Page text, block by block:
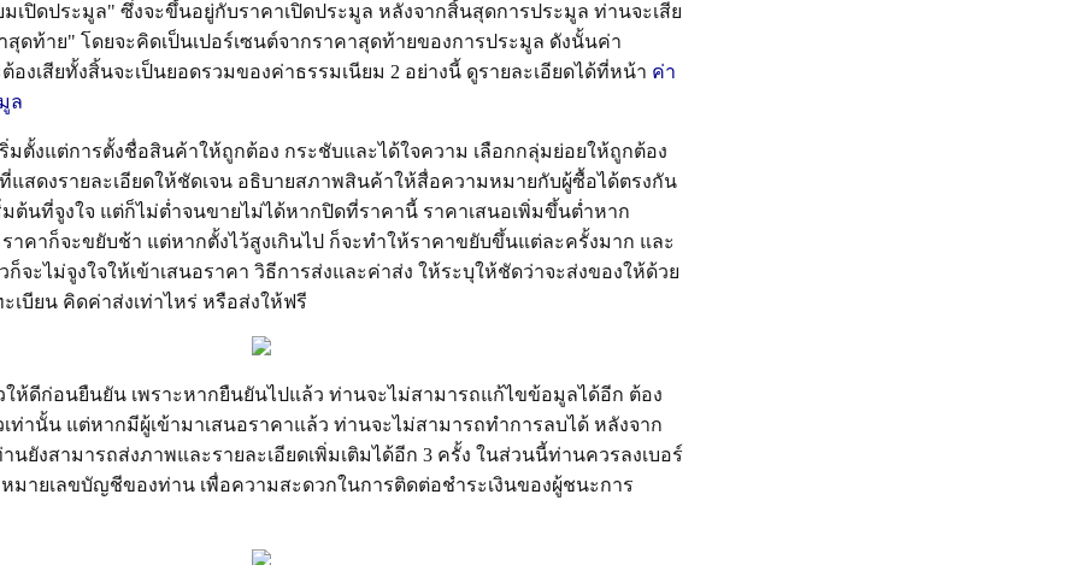
มเปิดประมูล" ซึ่งจะขึ้นอยู่กับราคาเปิดประมูล หลังจากสิ้นสุดการประมูล ท่านจะเสีย
สุดท้าย" โดยจะคิดเป็นเปอร์เซนต์จากราคาสุดท้ายของการประมูล ดังนั้นค่า
องเสียทั้งสิ้นจะเป็นยอดรวมของค่าธรรมเนียม 2 อย่างนี้ ดูรายละเอียดได้ที่หน้า ค่า
ล
มตั้งแต่การตั้งชื่อสินค้าให้ถูกต้อง กระชับและได้ใจความ เลือกกลุ่มย่อยให้ถูกต้อง
แสดงรายละเอียดให้ชัดเจน อธิบายสภาพสินค้าให้สื่อความหมายกับผู้ซื้อได้ตรงกัน
มต้นที่จูงใจ แต่ก็ไม่ต่ำจนขายไม่ได้หากปิดที่ราคานี้ ราคาเสนอเพิ่มขึ้นต่ำหาก
าคาก็จะขยับช้า แต่หากตั้งไว้สูงเกินไป ก็จะทำให้ราคาขยับขึ้นแต่ละครั้งมาก และ
ก็จะไม่จูงใจให้เข้าเสนอราคา วิธีการส่งและค่าส่ง ให้ระบุให้ชัดว่าจะส่งของให้ด้วย
เบียน คิดค่าส่งเท่าไหร่ หรือส่งให้ฟรี
ห้ดีก่อนยืนยัน เพราะหากยืนยันไปแล้ว ท่านจะไม่สามารถแก้ไขข้อมูลได้อีก ต้อง
เท่านั้น แต่หากมีผู้เข้ามาเสนอราคาแล้ว ท่านจะไม่สามารถทำการลบได้ หลังจาก
นยังสามารถส่งภาพและรายละเอียดเพิ่มเติมได้อีก 3 ครั้ง ในส่วนนี้ท่านควรลงเบอร์
มายเลขบัญชีของท่าน เพื่อความสะดวกในการติดต่อชำระเงินของผู้ชนะการ